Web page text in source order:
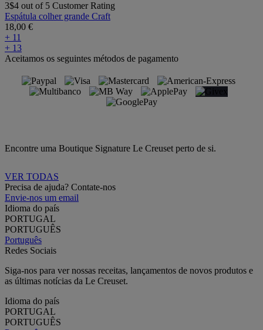
3$4 out of 5 Customer Rating
Espátula colher grande Craft
18,00 €
+ 11
+ 13
Aceitamos os seguintes métodos de pagamento
Encontre uma Boutique Signature Le Creuset perto de si.
VER TODAS
Precisa de ajuda? Contate-nos
Envie-nos um email
Idioma do país
PORTUGAL
PORTUGUÊS
Português
Redes Sociais
Siga-nos para ver nossas receitas, lançamentos de novos produtos e
as últimas notícias da Le Creuset.
Idioma do país
PORTUGAL
PORTUGUÊS